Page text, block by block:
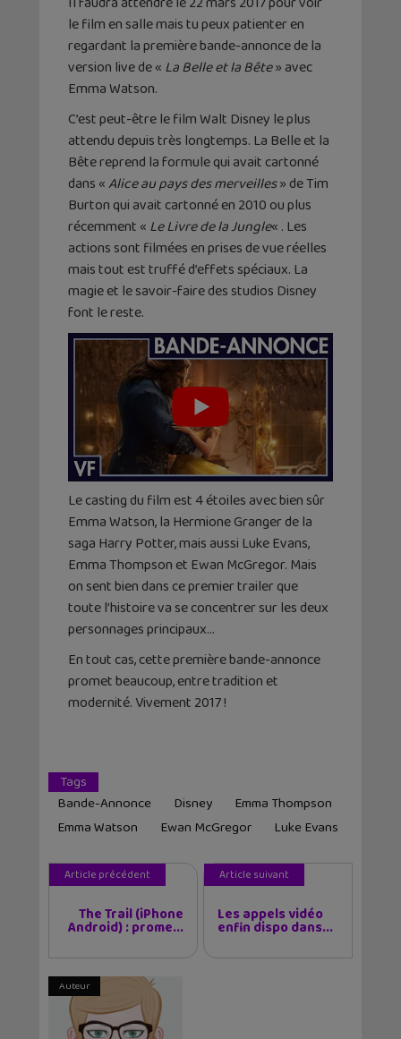
le film en salle mais tu peux patienter en
regardant la première bande-annonce de la
version live de « La Belle et la Bête» avec
Emma Watson.
C’est peut-être le film Walt Disney le plus
attendu depuis très longtemps. La Belle et la
Bête reprend la formule qui avait cartonné
dans «Alice au pays des merveilles» de Tim
Burton qui avait cartonné en 2010 ou plus
récemment « Le Livre de la Jungle« . Les
actions sont filmées en prises de vue réelles
mais tout est truffé d’effets spéciaux. La
magie et le savoir-faire des studios Disney
font le reste.
Le casting du film est 4 étoiles avec bien sûr
Emma Watson, la Hermione Granger de la
saga Harry Potter, mais aussi Luke Evans,
Emma Thompson et Ewan McGregor. Mais
on sent bien dans ce premier trailer que
toute l’histoire va se concentrer sur les deux
personnages principaux…
En tout cas, cette première bande-annonce
promet beaucoup, entre tradition et
modernité. Vivement 2017 !
Tags
Bande-Annonce
Disney
Emma Thompson
Emma Watson
Ewan McGregor Luke Evans
Article précédent
The Trail (iPhone
Android) : prome...
Article suivant
Les appels vidéo
enfin dispo dans...
Auteur